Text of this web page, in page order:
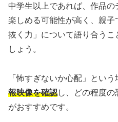
中学生以上であれば、作品
楽しめる可能性が高く、親
抜く力」について語り合う
しょう。
「怖すぎないか心配」という
報映像を確認し、どの程度
がおすすめです。